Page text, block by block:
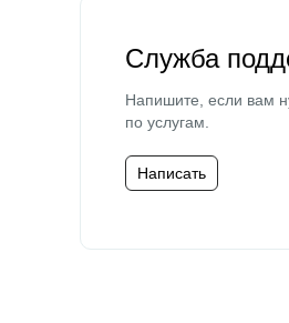
Служба
Напишите, если вам
по услугам.
Написать